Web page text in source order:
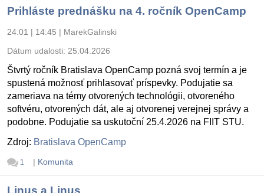
Prihláste prednášku na 4. ročník OpenCamp
24.01 | 14:45 | MarekGalinski
Dátum udalosti: 25.04.2026
Štvrtý ročník Bratislava OpenCamp pozná svoj termín a je
spustená možnosť prihlasovať príspevky. Podujatie sa
zameriava na témy otvorených technológii, otvoreného
softvéru, otvorených dát, ale aj otvorenej verejnej správy a
podobne. Podujatie sa uskutoční 25.4.2026 na FIIT STU.
Zdroj: Bratislava OpenCamp
1 | Komunita